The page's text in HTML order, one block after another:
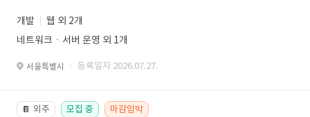
개발
웹 외 2개
네트워크ㆍ서버 운영 외 1개
서울특별시 · 등록일자 2026.07.27.
📔 외주 모집 중 마감임박